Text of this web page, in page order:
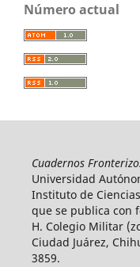
Número actual
Cuadernos
Universidad
Instituto de
que se publica con
H. Colegio Militar
Ciudad Juárez,
3859.